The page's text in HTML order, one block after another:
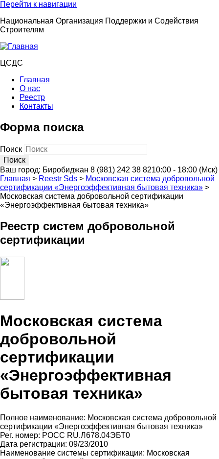
Перейти к навигации
Национальная Организация Поддержки и Содействия
Строителям
ЦСДС
Главная
О нас
Реестр
Контакты
Форма поиска
Поиск
Ваш город: Биробиджан 8 (981) 242 38 8210:00 - 18:00 (Мск)
Главная > Reestr Sds > Московская система добровольной
сертификации «Энергоэффективная бытовая техника» >
Московская система добровольной сертификации
«Энергоэффективная бытовая техника»
Реестр систем добровольной
сертификации
Московская система
добровольной
сертификации
«Энергоэффективная
бытовая техника»
Полное наименование: Московская система добровольной
сертификации «Энергоэффективная бытовая техника»
Рег. номер: РОСС RU.Л678.04ЭБТ0
Дата регистрации: 09/23/2010
Наименование системы сертификации: Московская